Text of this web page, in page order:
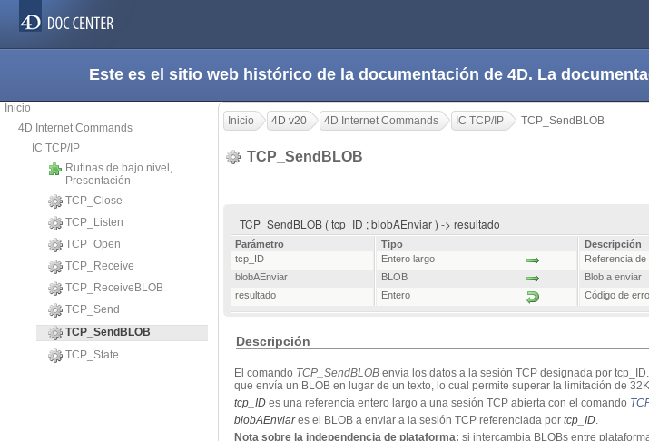
Este es el sitio web histórico de la documentación de 4D. La
Inicio
4D Internet Commands
IC TCP/IP
Rutinas de bajo nivel,
Presentación
TCP_Close
TCP_Listen
TCP_Open
TCP_Receive
TCP_ReceiveBLOB
TCP_Send
TCP_SendBLOB
TCP_State
Inicio 4D v20 4D Internet Commands IC TCP/IP TCP_SendBLOB
TCP_SendBLOB
TCP_SendBLOB ( tcp_ID ; blobAEnviar ) -> resultado
Parámetro Tipo
Descripción
tcp_ID
Entero largo
Referencia
blobAEnviar
BLOB
Blob a enviar
resultado
Entero Código de
Descripción
El comando TCP_SendBLOB envía los datos a la sesión TCP designada por
que envía un BLOB en lugar de un texto, lo cual permite superar la limitación de
tcp_ID es una referencia entero largo a una sesión TCP abierta con el comando
blobAEnviares el BLOB a enviar a la sesión TCP referenciada por tcp_ID.
Nota sobre la independencia de plataforma: si intercambia BLOBs entre